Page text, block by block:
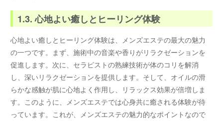
1.3. 心地よい癒しとヒーリング体験
心地よい癒しとヒーリング体験は、メンズエステの最大の魅力
の一つです。まず、施術中の音楽や香りがリラクゼーションを
促進します。次に、セラピストの熟練技術が体のコリを解消
し、深いリラクゼーションを提供します。そして、オイルの滑
らかな感触が肌に心地よく作用し、リラックス効果が倍増しま
す。このように、メンズエステでは心身共に癒される体験が待
っています。これが、メンズエステの魅力的なポイントなので